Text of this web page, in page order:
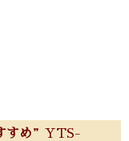
すめ”YTS-